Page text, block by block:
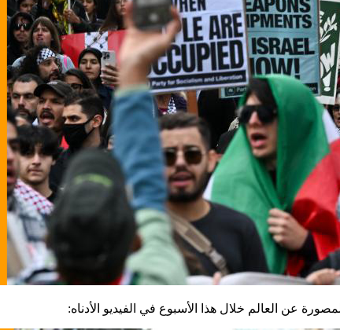
عن العالم خلال هذا الأسبوع في الفيديو الأدناه: